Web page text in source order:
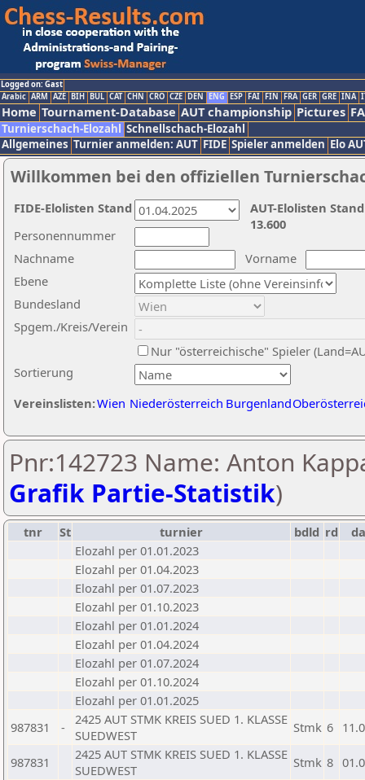
Logged on: Gast
Arabic ARM AZE BIH BUL CAT CHN CRO CZE DEN ENG ESP FAI FIN FRA GER GRE INA
Home Tournament-Database AUT championship Pictures
Turnierschach-Elozahl Schnellschach-Elozahl
Allgemeines Turnier anmelden: AUT FIDE Spieler anmelden Elo
Willkommen bei den offiziellen
Nachname
Vorname
Ebene
Sortierung
Personennummer
Bundesland
Spgem./Kreis/Verein
Nur "österreichische" Spieler
Vereinslisten:Wien Niederösterreich Burgenland
AUT-Elolisten
13.600
FIDE-Elolisten Stand
Pnr:142723 Name: Anton
Grafik Partie-Statistik)
tnr St turnier bdld rd
Elozahl per 01.01.2023
Elozahl per 01.04.2023
Elozahl per 01.07.2023
Elozahl per 01.10.2023
Elozahl per 01.01.2024
Elozahl per 01.04.2024
Elozahl per 01.07.2024
Elozahl per 01.10.2024
Elozahl per 01.01.2025
987831
-
2425 AUT STMK KREIS SUED 1. KLASSE
SUEDWEST
Stmk 6
987831
2425 AUT STMK KREIS SUED 1. KLASSE
SUEDWEST
Stmk 8